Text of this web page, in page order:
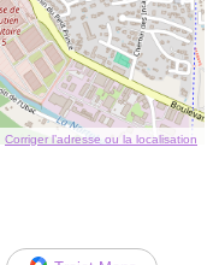
Corriger l’adresse ou la localisation